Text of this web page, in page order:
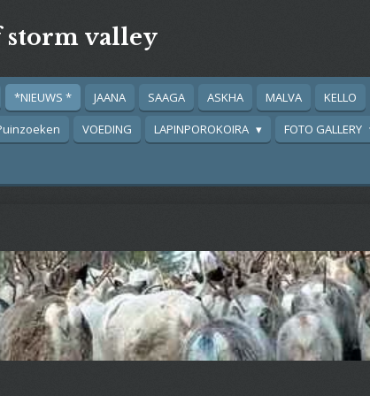
valley
*NIEUWS * JAANA SAAGA ASKHA MALVA KELLO
VOEDING LAPINPOROKOIRA FOTO GALLERY